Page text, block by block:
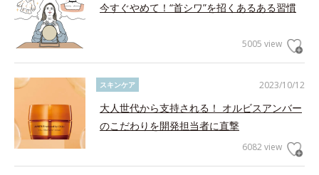
今すぐやめて！“首シワ”を招くあるある習慣
5005 view
2023/10/12
スキンケア
大人世代から支持される！ オルビスアンバー
のこだわりを開発担当者に直撃
6082 view